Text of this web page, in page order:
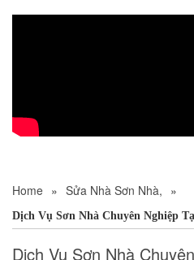
Home » Sửa Nhà Sơn Nhà, »
Dịch Vụ Sơn Nhà Chuyên Nghiệp
Dịch Vụ Sơn Nhà